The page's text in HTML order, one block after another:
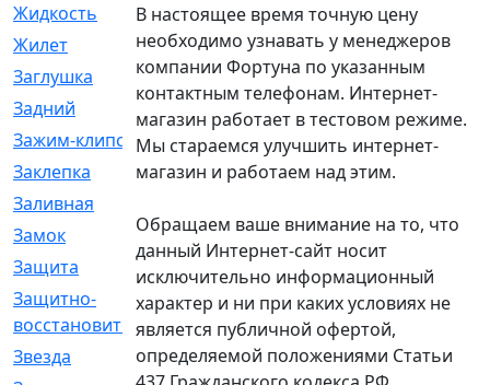
Жидкость
[80]
Жилет
[1]
Заглушка
[21]
Задний
Зажим-клипса
[1]
Заклепка
[1]
Заливная
Замок
[12]
Защита
[79]
Защитно-
восстановительный
[4]
Звезда
[1]
В настоящее время точную цену
необходимо узнавать у менеджеров
компании Фортуна по указанным
контактным телефонам. Интернет-
магазин работает в тестовом режиме.
Мы стараемся улучшить интернет-
магазин и работаем над этим.
Обращаем ваше внимание на то, что
данный Интернет-сайт носит
исключительно информационный
характер и ни при каких условиях не
является публичной офертой,
определяемой положениями Статьи